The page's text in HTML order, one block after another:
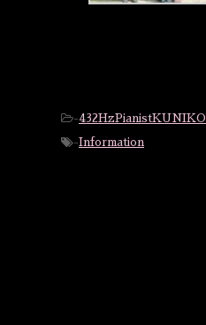
-432HzPianistKUNIKO
-Information